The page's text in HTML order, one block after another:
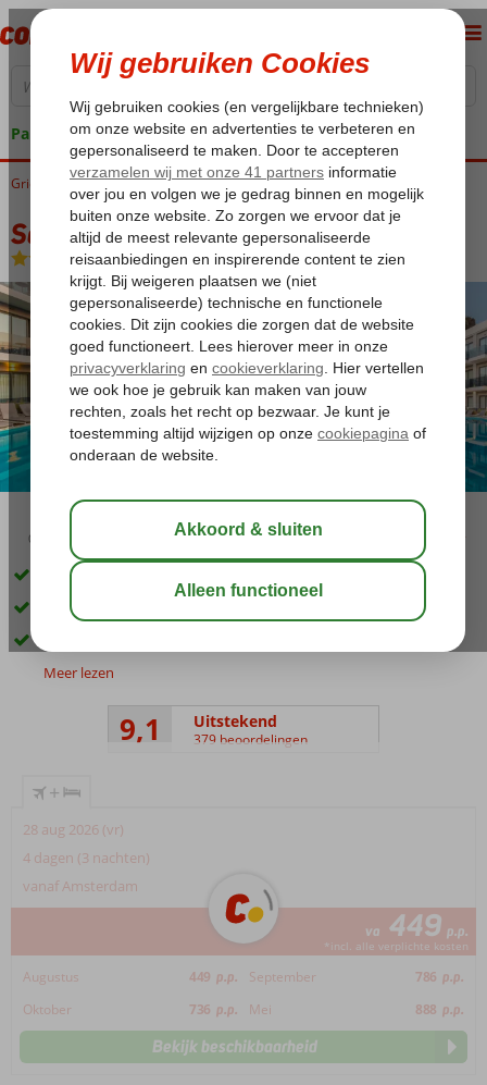
Pakketgarantie
Home
Griekenland Samos Karlovassi Samian Mare Hotel Suites & Spa
Samian Mare Hotel Suites & Spa
All Inclusive- Hotel
03:15
Op ca. 50 meter van het strand
Easy going & super relaxte sfeer
Meer lezen
9,1 Uitstekend
379 beoordelingen
+
28 aug 2026 (vr)
4 dagen (3 nachten)
vanaf Amsterdam
va 449 p.p.
*incl. alle verplichte kosten
Augustus 449 p.p. September 786 p.p.
Oktober
736 p.p. Mei 888 p.p.
Bekijk beschikbaarheid